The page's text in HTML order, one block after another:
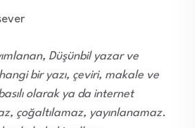
Düşünbil yazar ve
bir yazı, çeviri, makale ve
olarak ya da internet
çoğaltılamaz, yayınlanamaz.